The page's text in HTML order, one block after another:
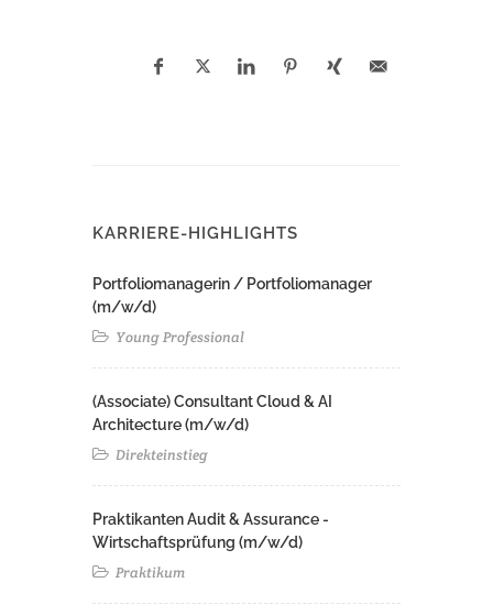
KARRIERE-HIGHLIGHTS
Portfoliomanagerin / Portfoliomanager
(m/w/d)
Young Professional
(Associate) Consultant Cloud & AI
Architecture (m/w/d)​ ​
Direkteinstieg
Praktikanten Audit & Assurance -
Wirtschaftsprüfung (m/w/d)
Praktikum